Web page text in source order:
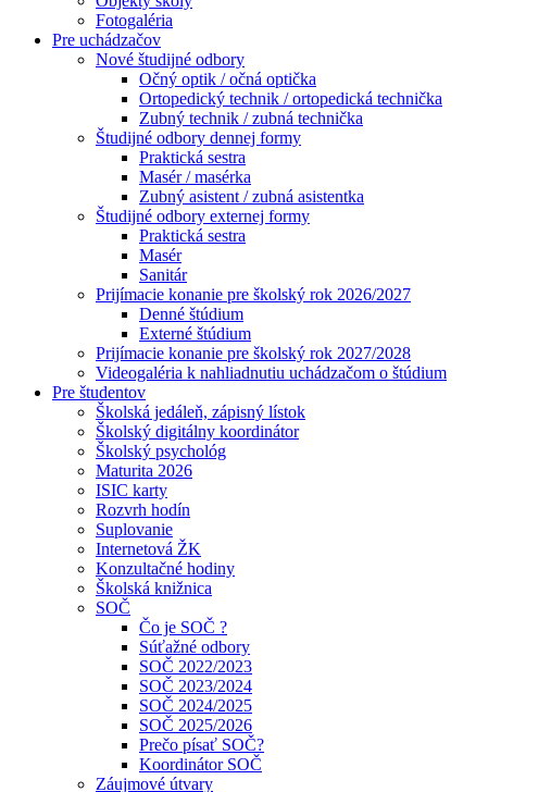
Fotogaléria
Pre uchádzačov
Nové študijné odbory
Očný optik / očná optička
Ortopedický technik / ortopedická technička
Zubný technik / zubná technička
Študijné odbory dennej formy
Praktická sestra
Masér / masérka
Zubný asistent / zubná asistentka
Študijné odbory externej formy
Praktická sestra
Masér
Sanitár
Prijímacie konanie pre školský rok 2026/2027
Denné štúdium
Externé štúdium
Prijímacie konanie pre školský rok 2027/2028
Videogaléria k nahliadnutiu uchádzačom o štúdium
Pre študentov
Školská jedáleň, zápisný lístok
Školský digitálny koordinátor
Školský psychológ
Maturita 2026
ISIC karty
Rozvrh hodín
Suplovanie
Internetová ŽK
Konzultačné hodiny
Školská knižnica
SOČ
Čo je SOČ ?
Súťažné odbory
SOČ 2022/2023
SOČ 2023/2024
SOČ 2024/2025
SOČ 2025/2026
Prečo písať SOČ?
Koordinátor SOČ
Záujmové útvary